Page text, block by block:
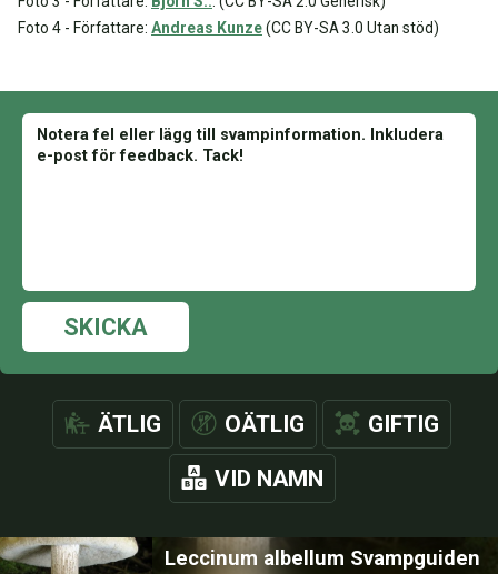
Foto 4 - Författare: Andreas Kunze(CC BY-SA 3.0 Utan stöd)
SKICKA
ÄTLIG OÄTLIG GIFTIG
VID NAMN
Leccinum albellum Svampguiden